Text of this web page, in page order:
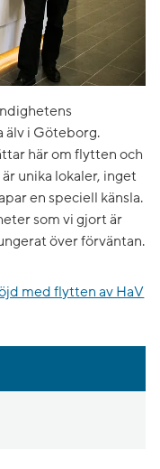
älv i Göteborg.
här om flytten och
unika lokaler, inget
en speciell känsla.
som vi gjort är
över förväntan.
med flytten av HaV